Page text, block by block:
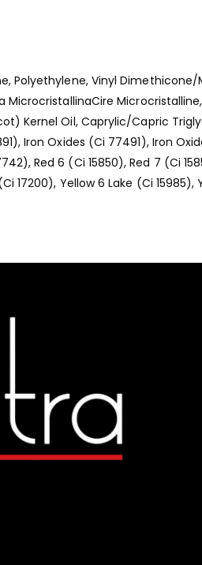
Polyethylene, Vinyl
MicrocristallinaCire
Kernel Oil, Caprylic/Capric
Iron Oxides (Ci 77491), Iron
Red 6 (Ci 15850), Red 7 (Ci
17200), Yellow 6 Lake (Ci 15985),